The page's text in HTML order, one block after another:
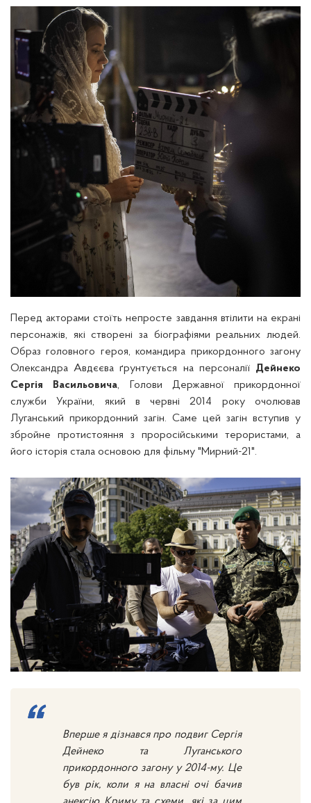
Перед акторами стоїть непросте завдання втілити на екрані
персонажів, які створені за біографіями реальних людей.
Образ головного героя, командира прикордонного загону
Олександра Авдєєва ґрунтується на персоналії Дейнеко
Сергія Васильовича, Голови Державної прикордонної
служби України, який в червні 2014 року очолював
Луганський прикордонний загін. Саме цей загін вступив у
збройне протистояння з проросійськими терористами, а
його історія стала основою для фільму "Мирний-21".
Вперше я дізнався про подвиг Сергія
Дейнеко та Луганського
прикордонного загону у 2014-му. Це
був рік, коли я на власні очі бачив